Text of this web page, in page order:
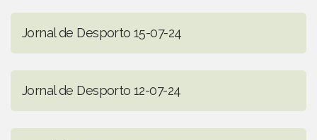
Jornal de Desporto 15-07-24
Jornal de Desporto 12-07-24